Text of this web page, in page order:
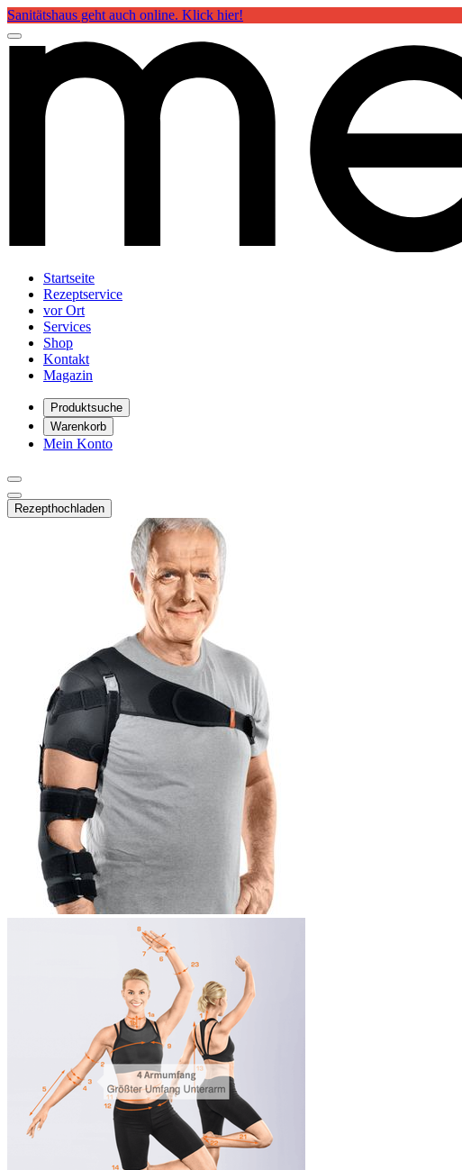
Sanitätshaus geht auch online. Klick hier!
Startseite
Rezeptservice
vor Ort
Services
Shop
Kontakt
Magazin
Produktsuche
Warenkorb
Mein Konto
Rezepthochladen